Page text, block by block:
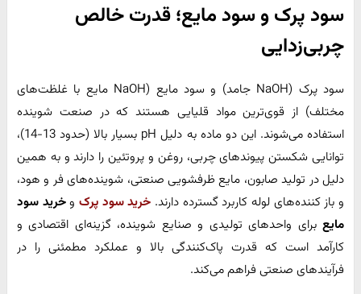
سود پرک و سود مایع؛ قدرت خالص
چربی‌زدایی
سود پرک (NaOH جامد) و سود مایع (NaOH مایع با غلظت‌های
مختلف) از قوی‌ترین مواد قلیایی هستند که در صنعت شوینده
استفاده می‌شوند. این دو ماده به دلیل pH بسیار بالا (حدود 13-14)،
توانایی شکستن پیوندهای چربی، روغن و پروتئین را دارند و به همین
دلیل در تولید صابون، مایع ظرفشویی صنعتی، شوینده‌های فر و هود،
و باز کننده‌های لوله کاربرد گسترده دارند. خرید سود پرکوخرید سود
مایع برای واحدهای تولیدی و صنایع شوینده، گزینه‌ای اقتصادی و
کارآمد است که قدرت پاک‌کنندگی بالا و عملکرد مطمئنی را در
فرآیندهای صنعتی فراهم می‌کند.